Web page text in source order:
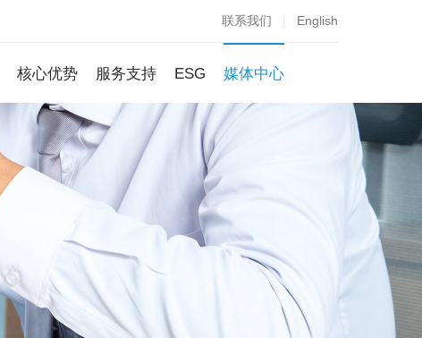
联系我们 English
核心优势 服务支持 ESG 媒体中心